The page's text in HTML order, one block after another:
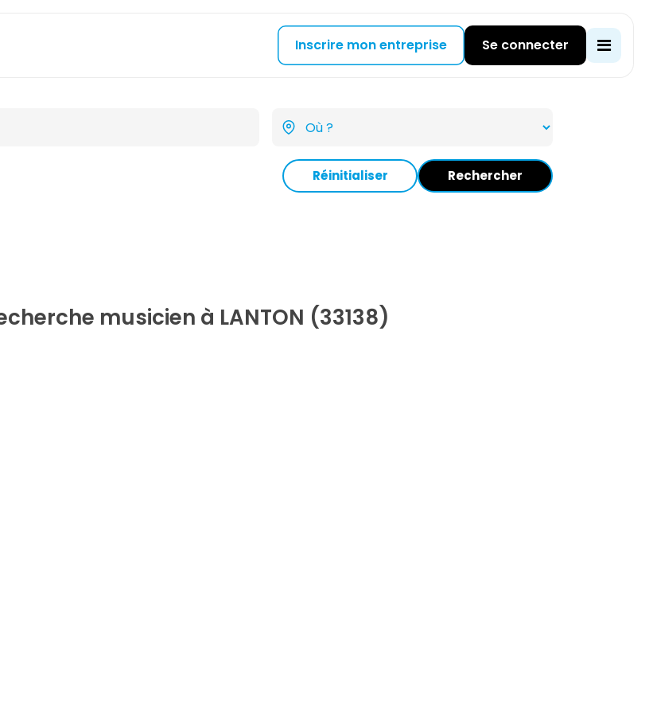
Inscrire mon entreprise Se connecter
Réinitialiser Rechercher
musicien à LANTON (33138)